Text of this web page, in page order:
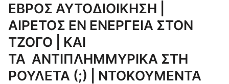
ΕΒΡΟΣ ΑΥΤΟΔΙΟΙΚΗΣΗ |
ΑΙΡΕΤΟΣ ΕΝ ΕΝΕΡΓΕΙΑ ΣΤΟΝ
ΤΖΟΓΟ | ΚΑΙ
ΤΑ ΑΝΤΙΠΛΗΜΜΥΡΙΚΑ ΣΤΗ
ΡΟΥΛΕΤΑ (;) | ΝΤΟΚΟΥΜΕΝΤΑ